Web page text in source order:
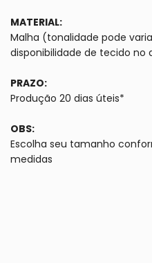
MATERIAL:
Malha (tonalidade pode
disponibilidade de tecido no
PRAZO:
Produção 20 dias úteis*
OBS:
Escolha seu tamanho
medidas